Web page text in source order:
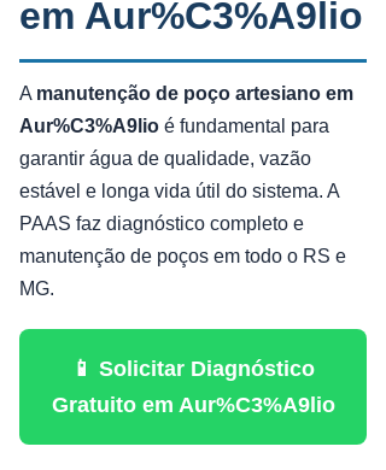
em Aur%C3%A9lio
A manutenção de poço artesiano em
Aur%C3%A9lio é fundamental para
garantir água de qualidade, vazão
estável e longa vida útil do sistema. A
PAAS faz diagnóstico completo e
manutenção de poços em todo o RS e
MG.
📱 Solicitar Diagnóstico
Gratuito em Aur%C3%A9lio